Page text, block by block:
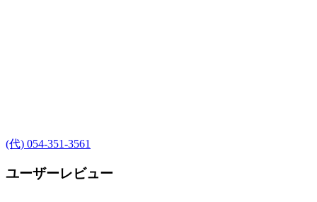
(代) 054-351-3561
ユーザーレビュー